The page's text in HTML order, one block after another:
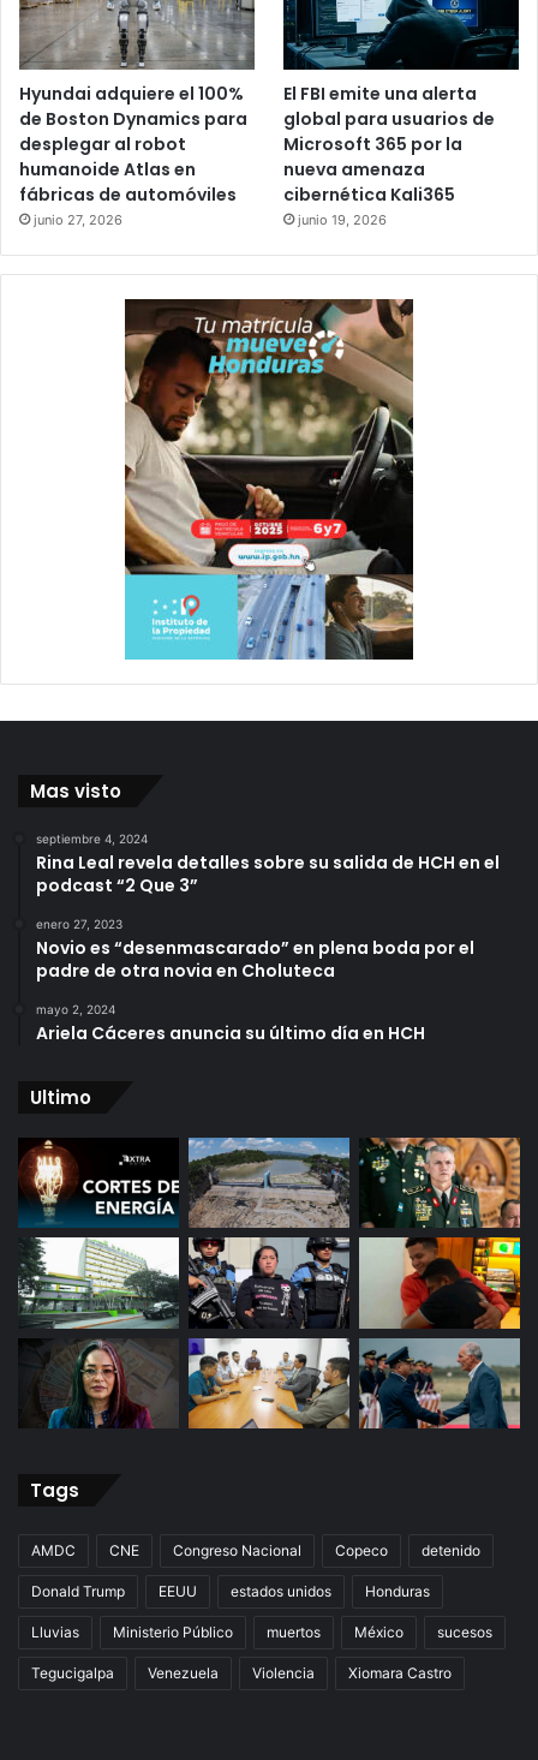
Hyundai adquiere el 100%
de Boston Dynamics para
desplegar al robot
humanoide Atlas en
fábricas de automóviles
junio 27, 2026
El FBI emite una alerta
global para usuarios de
Microsoft 365 por la
nueva amenaza
cibernética Kali365
junio 19, 2026
Mas visto
septiembre 4, 2024
Rina Leal revela detalles sobre su salida de HCH en el
podcast “2 Que 3”
enero 27, 2023
Novio es “desenmascarado” en plena boda por el
padre de otra novia en Choluteca
mayo 2, 2024
Ariela Cáceres anuncia su último día en HCH
Ultimo
Tags
AMDC CNE Congreso Nacional Copeco detenido
Donald Trump EEUU estados unidos Honduras
Lluvias Ministerio Público muertos México sucesos
Tegucigalpa Venezuela Violencia Xiomara Castro